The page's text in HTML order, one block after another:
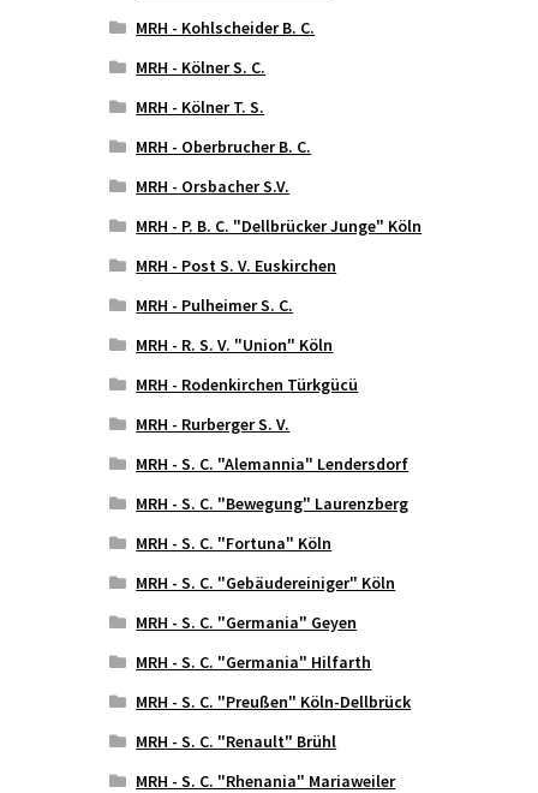
MRH - Kohlscheider B. C.
MRH - Kölner S. C.
MRH - Kölner T. S.
MRH - Oberbrucher B. C.
MRH - Orsbacher S.V.
MRH - P. B. C. "Dellbrücker Junge" Köln
MRH - Post S. V. Euskirchen
MRH - Pulheimer S. C.
MRH - R. S. V. "Union" Köln
MRH - Rodenkirchen Türkgücü
MRH - Rurberger S. V.
MRH - S. C. "Alemannia" Lendersdorf
MRH - S. C. "Bewegung" Laurenzberg
MRH - S. C. "Fortuna" Köln
MRH - S. C. "Gebäudereiniger" Köln
MRH - S. C. "Germania" Geyen
MRH - S. C. "Germania" Hilfarth
MRH - S. C. "Preußen" Köln-Dellbrück
MRH - S. C. "Renault" Brühl
MRH - S. C. "Rhenania" Mariaweiler